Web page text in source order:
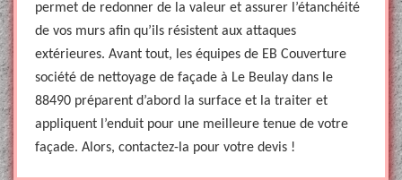
permet de redonner de la valeur et assurer l’étanchéité
de vos murs afin qu’ils résistent aux attaques
extérieures. Avant tout, les équipes de EB Couverture
société de nettoyage de façade à Le Beulay dans le
88490 préparent d’abord la surface et la traiter et
appliquent l’enduit pour une meilleure tenue de votre
façade. Alors, contactez-la pour votre devis !